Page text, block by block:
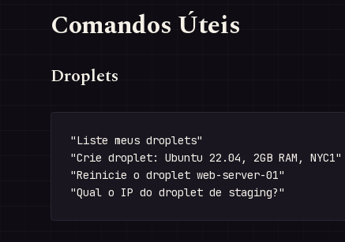
Comandos Úteis
Droplets
"Liste meus droplets"
"Crie droplet: Ubuntu 22.04, 2GB RAM, NYC1"
"Reinicie o droplet web-server-01"